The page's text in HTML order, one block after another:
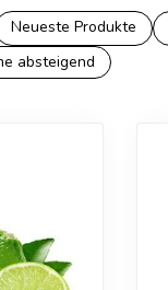
Neueste Produkte
absteigend